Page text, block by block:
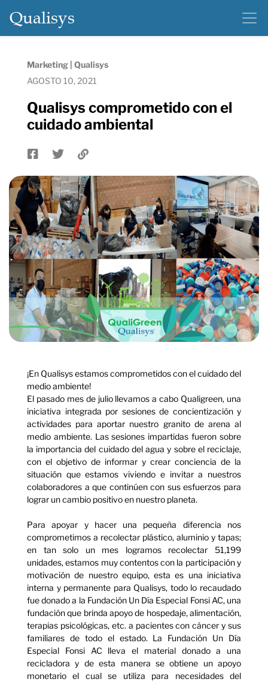
Qualisys
Marketing | Qualisys
AGOSTO 10, 2021
Qualisys comprometido con el
cuidado ambiental
¡En Qualisys estamos comprometidos con el cuidado del
medio ambiente!
El pasado mes de julio llevamos a cabo Qualigreen, una
iniciativa integrada por sesiones de concientización y
actividades para aportar nuestro granito de arena al
medio ambiente. Las sesiones impartidas fueron sobre
la importancia del cuidado del agua y sobre el reciclaje,
con el objetivo de informar y crear conciencia de la
situación que estamos viviendo e invitar a nuestros
colaboradores a que continúen con sus esfuerzos para
lograr un cambio positivo en nuestro planeta.
Para apoyar y hacer una pequeña diferencia nos
comprometimos a recolectar plástico, aluminio y tapas;
en tan solo un mes logramos recolectar 51,199
unidades, estamos muy contentos con la participación y
motivación de nuestro equipo, esta es una iniciativa
interna y permanente para Qualisys, todo lo recaudado
fue donado a la Fundación Un Día Especial Fonsi AC, una
fundación que brinda apoyo de hospedaje, alimentación,
terapias psicológicas, etc. a pacientes con cáncer y sus
familiares de todo el estado. La Fundación Un Día
Especial Fonsi AC lleva el material donado a una
recicladora y de esta manera se obtiene un apoyo
monetario el cual se utiliza para necesidades del